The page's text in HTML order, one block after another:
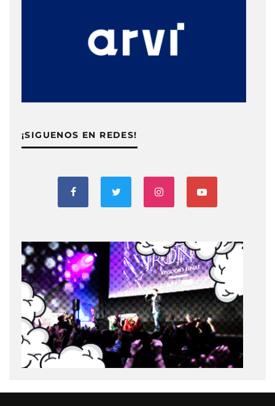
¡SIGUENOS EN REDES!